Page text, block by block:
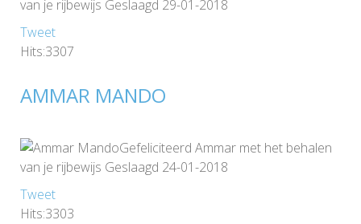
van je rijbewijs Geslaagd 29-01-2018
Tweet
Hits:3307
AMMAR MANDO
Gefeliciteerd Ammar met het behalen
van je rijbewijs Geslaagd 24-01-2018
Tweet
Hits:3303